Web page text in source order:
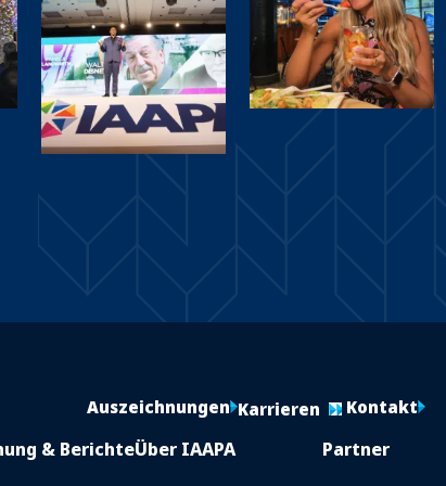
Auszeichnungen Karrieren Kontakt
& BerichteÜber IAAPA Partner